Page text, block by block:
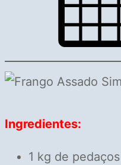
Ingredientes:
1 kg de